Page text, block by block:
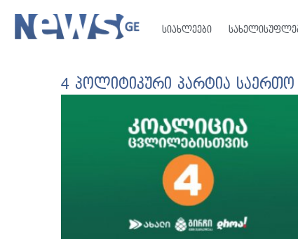
სიახლეები
4 პოლიტიკური პარტია საერთო